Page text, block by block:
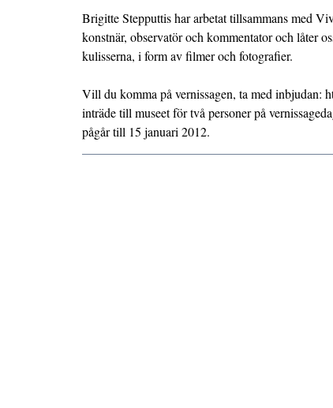
Brigitte Stepputtis har arbetat tillsammans med
konstnär, observatör och kommentator och låter
kulisserna, i form av filmer och fotografier.
Vill du komma på vernissagen, ta med inbjudan:
inträde till museet för två personer på
pågår till 15 januari 2012.